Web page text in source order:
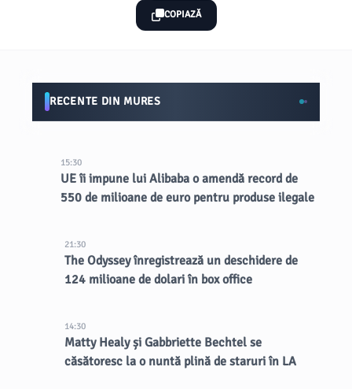
COPIAZĂ
RECENTE DIN MURES
15:30
UE îi impune lui Alibaba o amendă record de
550 de milioane de euro pentru produse ilegale
21:30
The Odyssey înregistrează un deschidere de
124 milioane de dolari în box office
14:30
Matty Healy și Gabbriette Bechtel se
căsătoresc la o nuntă plină de staruri în LA